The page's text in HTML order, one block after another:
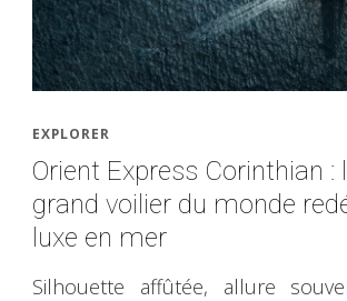
EXPLORER
Orient Express Corinthian :
grand voilier du monde
luxe en mer
Silhouette affûtée, allure